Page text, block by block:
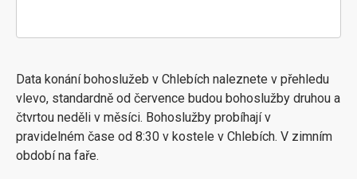
Data konání bohoslužeb v Chlebích naleznete v přehledu
vlevo, standardně od července budou bohoslužby druhou a
čtvrtou neděli v měsíci. Bohoslužby probíhají v
pravidelném čase od 8:30 v kostele v Chlebích. V zimním
období na faře.